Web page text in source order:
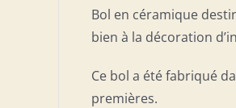
Bol en céramique
bien à la décoration
Ce bol a été fabriqué
premières.